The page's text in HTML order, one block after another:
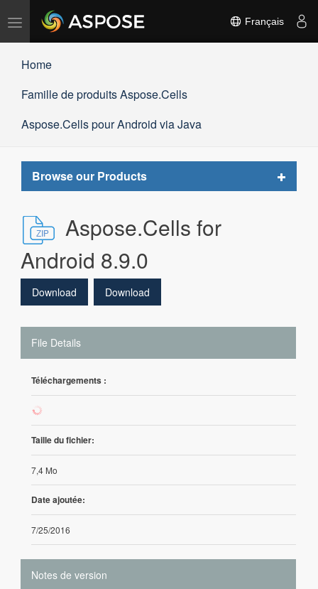
Basculer
Français
Home
Famille de produits Aspose.Cells
Aspose.Cells pour Android via Java
Browse our Products
Toggle
Aspose.Cells for
Android 8.9.0
Download Download
File Details
Téléchargements :
90
Taille du fichier:
7,4 Mo
Date ajoutée:
7/25/2016
Notes de version